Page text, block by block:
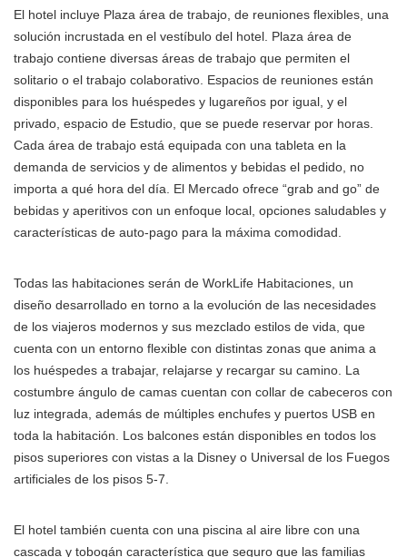
El hotel incluye Plaza área de trabajo, de reuniones flexibles, una
solución incrustada en el vestíbulo del hotel. Plaza área de
trabajo contiene diversas áreas de trabajo que permiten el
solitario o el trabajo colaborativo. Espacios de reuniones están
disponibles para los huéspedes y lugareños por igual, y el
privado, espacio de Estudio, que se puede reservar por horas.
Cada área de trabajo está equipada con una tableta en la
demanda de servicios y de alimentos y bebidas el pedido, no
importa a qué hora del día. El Mercado ofrece “grab and go” de
bebidas y aperitivos con un enfoque local, opciones saludables y
características de auto-pago para la máxima comodidad.
Todas las habitaciones serán de WorkLife Habitaciones, un
diseño desarrollado en torno a la evolución de las necesidades
de los viajeros modernos y sus mezclado estilos de vida, que
cuenta con un entorno flexible con distintas zonas que anima a
los huéspedes a trabajar, relajarse y recargar su camino. La
costumbre ángulo de camas cuentan con collar de cabeceros con
luz integrada, además de múltiples enchufes y puertos USB en
toda la habitación. Los balcones están disponibles en todos los
pisos superiores con vistas a la Disney o Universal de los Fuegos
artificiales de los pisos 5-7.
El hotel también cuenta con una piscina al aire libre con una
cascada y tobogán característica que seguro que las familias